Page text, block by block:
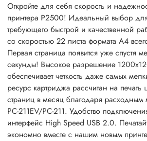
Откройте для себя скорость и
принтера P2500! Идеальный выбор
требующего быстрой и качественной
со скоростью 22 листа формата А4
Первая страница появится уже спустя
секунды! Высокое разрешение
обеспечивает четкость даже самых
ресурс картриджа рассчитан на печать
страниц в месяц благодаря расходным
PC-211EV/PC-211. Удобство
интерфейс High Speed USB 2.0.
экономно вместе с нашим новым